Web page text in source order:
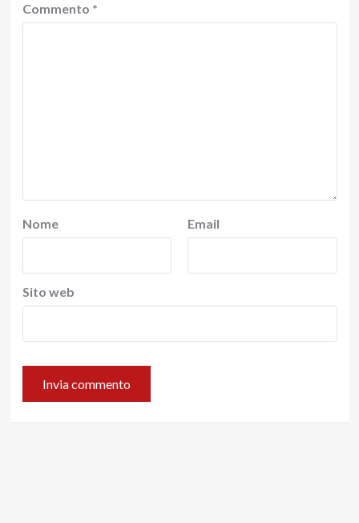
Commento *
Nome Email
Sito web